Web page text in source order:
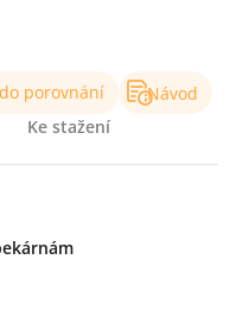
porovnání
Návod
Ke stažení